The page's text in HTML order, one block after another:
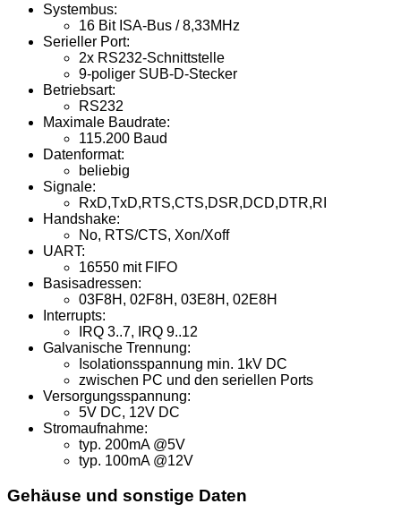
Systembus:
16 Bit ISA-Bus / 8,33MHz
Serieller Port:
2x RS232-Schnittstelle
9-poliger SUB-D-Stecker
Betriebsart:
RS232
Maximale Baudrate:
115.200 Baud
Datenformat:
beliebig
Signale:
RxD,TxD,RTS,CTS,DSR,DCD,DTR,RI
Handshake:
No, RTS/CTS, Xon/Xoff
UART:
16550 mit FIFO
Basisadressen:
03F8H, 02F8H, 03E8H, 02E8H
Interrupts:
IRQ 3..7, IRQ 9..12
Galvanische Trennung:
Isolationsspannung min. 1kV DC
zwischen PC und den seriellen Ports
Versorgungsspannung:
5V DC, 12V DC
Stromaufnahme:
typ. 200mA @5V
typ. 100mA @12V
Gehäuse und sonstige Daten